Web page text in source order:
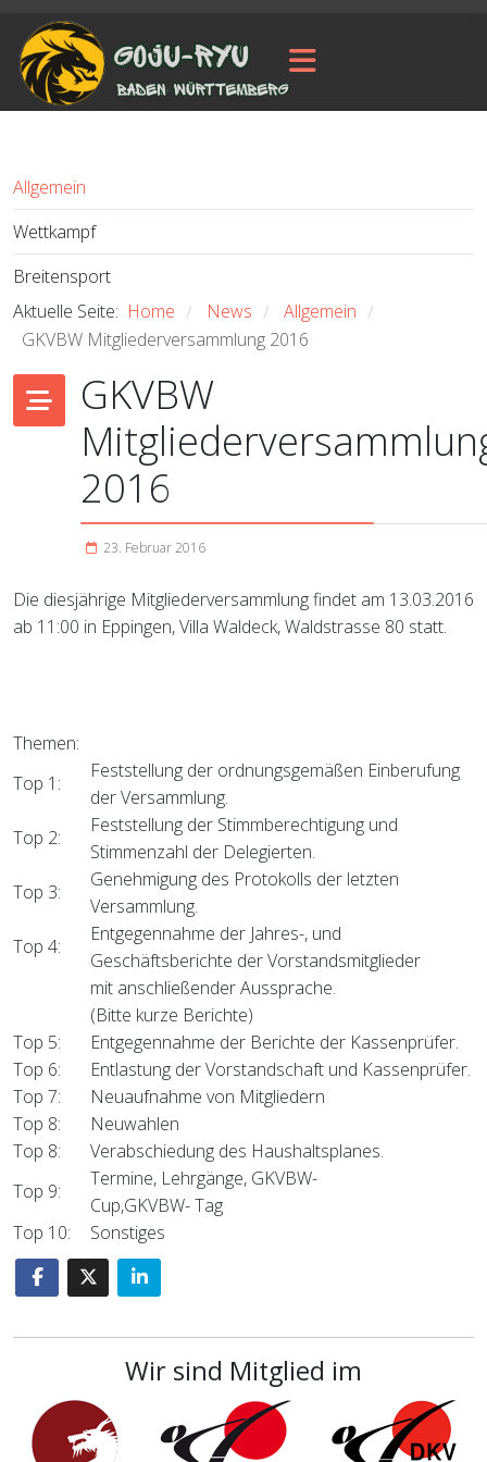
Allgemein
Wettkampf
Breitensport
Aktuelle Seite: Home / News / Allgemein /
GKVBW Mitgliederversammlung 2016
GKVBW
2016
23. Februar 2016
Die diesjährige Mitgliederversammlung findet am 13.03.2016
ab 11:00 in Eppingen, Villa Waldeck, Waldstrasse 80 statt.
Themen:
Top 1:
Feststellung der ordnungsgemäßen Einberufung
der Versammlung.
Top 2:
Feststellung der Stimmberechtigung und
Stimmenzahl der Delegierten.
Top 3:
Genehmigung des Protokolls der letzten
Versammlung.
Top 4:
Entgegennahme der Jahres-, und
Geschäftsberichte der Vorstandsmitglieder
mit anschließender Aussprache.
(Bitte kurze Berichte)
Top 5:
Entgegennahme der Berichte der Kassenprüfer.
Top 6:
Entlastung der Vorstandschaft und Kassenprüfer.
Top 7:
Neuaufnahme von Mitgliedern
Top 8:
Neuwahlen
Top 8:
Verabschiedung des Haushaltsplanes.
Top 9:
Termine, Lehrgänge, GKVBW-
Cup,GKVBW- Tag
Top 10:
Sonstiges
Wir sind Mitglied im